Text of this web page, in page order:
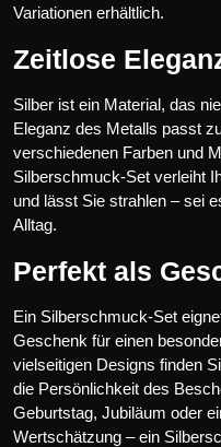
Variationen erhältlich.
Zeitlose
Silber ist ein Material, das
Eleganz des Metalls passt
verschiedenen Farben und
Silberschmuck-Set verleiht
und lässt Sie strahlen – sei
Alltag.
Perfekt als
Ein Silberschmuck-Set
Geschenk für einen
vielseitigen Designs finden
die Persönlichkeit des
Geburtstag, Jubiläum oder
Wertschätzung – ein